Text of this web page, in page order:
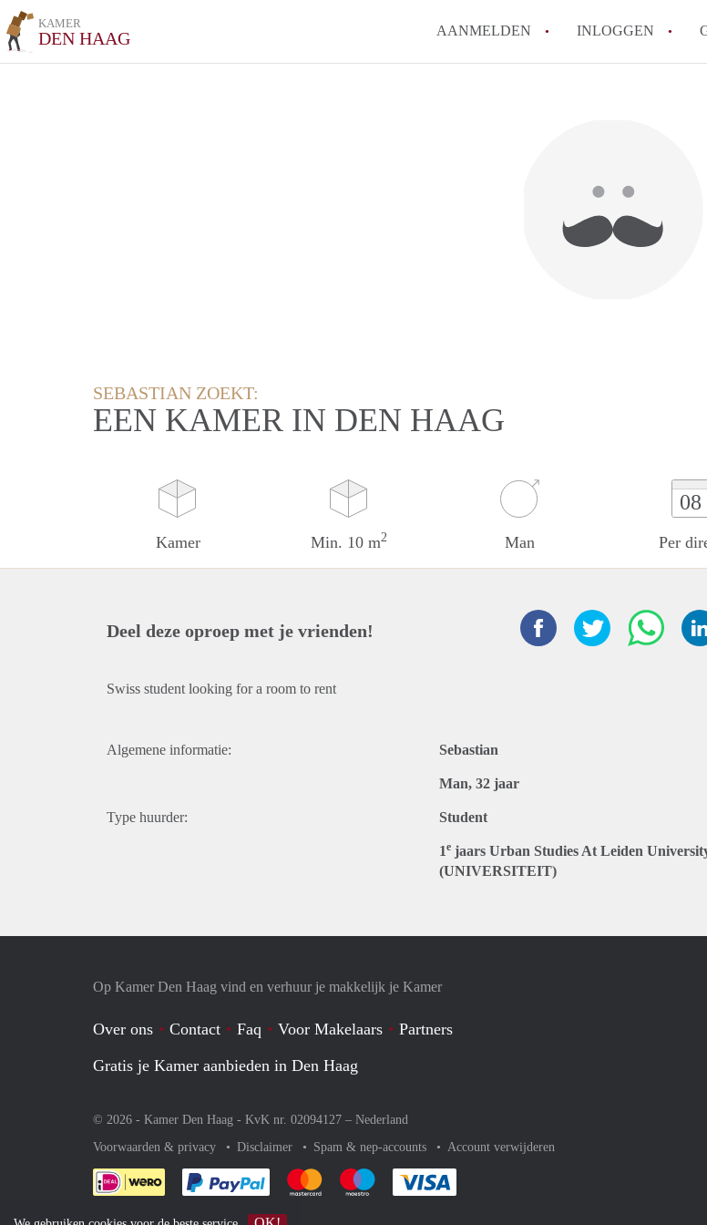
KAMER
DEN HAAG AANMELDEN INLOGGEN
Alle
SEBASTIAN ZOEKT:
EEN KAMER IN DEN HAAG
Kamer Min. 10 m2 Man
08
Per
Deel deze oproep met je vrienden!
Swiss student looking for a room to rent
Algemene informatie: Sebastian
Man, 32 jaar
Type huurder: Student
1e jaars Urban Studies At Leiden
(UNIVERSITEIT)
Op Kamer Den Haag vind en verhuur je makkelijk je Kamer
Over ons Contact Faq Voor Makelaars
Partners
Gratis je Kamer aanbieden in Den Haag
© 2026 - Kamer Den Haag - KvK nr. 02094127 – Nederland
Voorwaarden & privacy
Disclaimer Spam & nep-accounts Account verwijderen
Je rekent gemakkelijk af met Paypal
Je rekent gemakkelijk af met Mastercard
Je rekent gemakkelijk af met Meastro